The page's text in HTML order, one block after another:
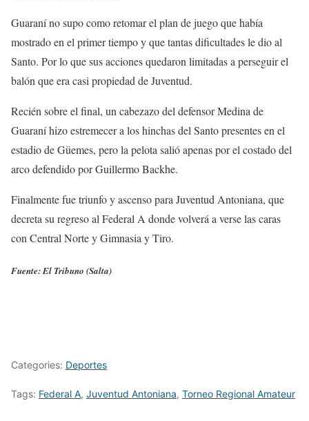
Guaraní no supo como retomar el plan de juego que había
mostrado en el primer tiempo y que tantas dificultades le dio al
Santo. Por lo que sus acciones quedaron limitadas a perseguir el
balón que era casi propiedad de Juventud.
Recién sobre el final, un cabezazo del defensor Medina de
Guaraní hizo estremecer a los hinchas del Santo presentes en el
estadio de Güemes, pero la pelota salió apenas por el costado del
arco defendido por Guillermo Backhe.
Finalmente fue triunfo y ascenso para Juventud Antoniana, que
decreta su regreso al Federal A donde volverá a verse las caras
con Central Norte y Gimnasia y Tiro.
Fuente: El Tribuno (Salta)
Categories: Deportes
Tags: Federal A, Juventud Antoniana, Torneo Regional Amateur